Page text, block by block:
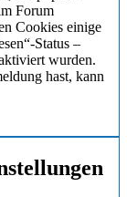
Forum
Cookies einige
Status –
wurden.
hast, kann